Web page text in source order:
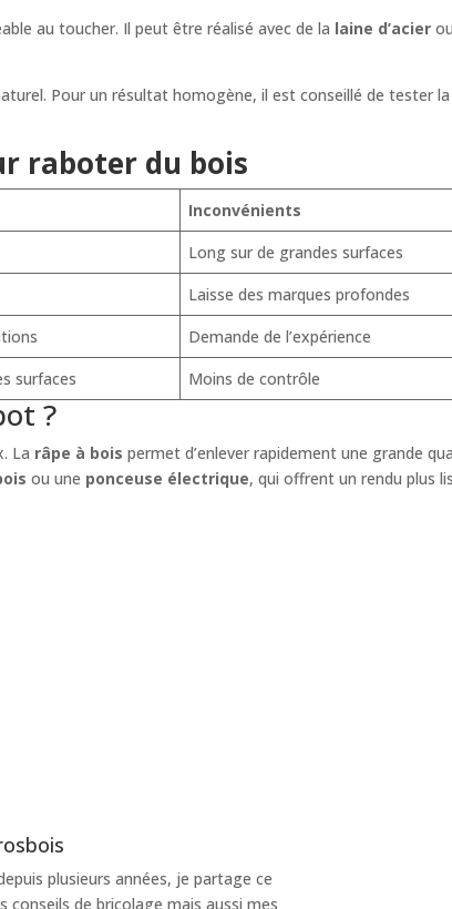
au toucher. Il peut être réalisé avec de la laine d’acier
Pour un résultat homogène, il est conseillé de tester
raboter du bois
Inconvénients
Long sur de grandes surfaces
Laisse des marques profondes
Demande de l’expérience
surfaces Moins de contrôle
?
La râpe à bois permet d’enlever rapidement une grande
ou une ponceuse électrique, qui offrent un rendu plus
plusieurs années, je partage ce
de bricolage mais aussi mes